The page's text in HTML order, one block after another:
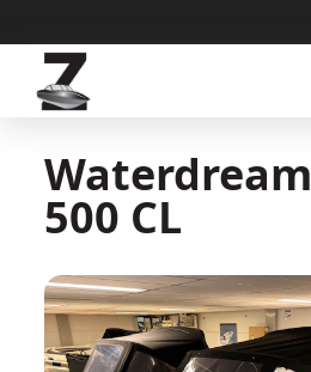
Waterdream
500 CL